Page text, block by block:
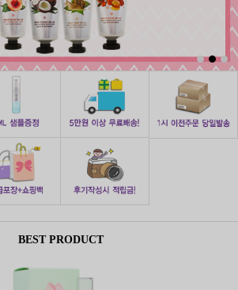
1 2 3
BEST PRODUCT